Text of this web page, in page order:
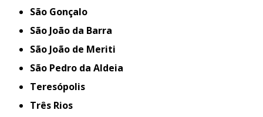
São Gonçalo
São João da Barra
São João de Meriti
São Pedro da Aldeia
Teresópolis
Três Rios